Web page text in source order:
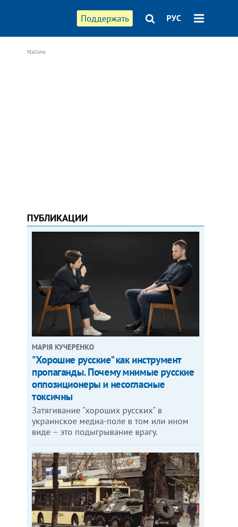
Поддержать РУС
РЕКЛАМА
ПУБЛИКАЦИИ
МАРІЯ КУЧЕРЕНКО
"Хорошие русские" как инструмент
пропаганды. Почему мнимые русские
оппозиционеры и несогласные
токсичны
Затягивание "хороших русских" в
украинское медиа-поле в том или ином
виде – это подыгрывание врагу.